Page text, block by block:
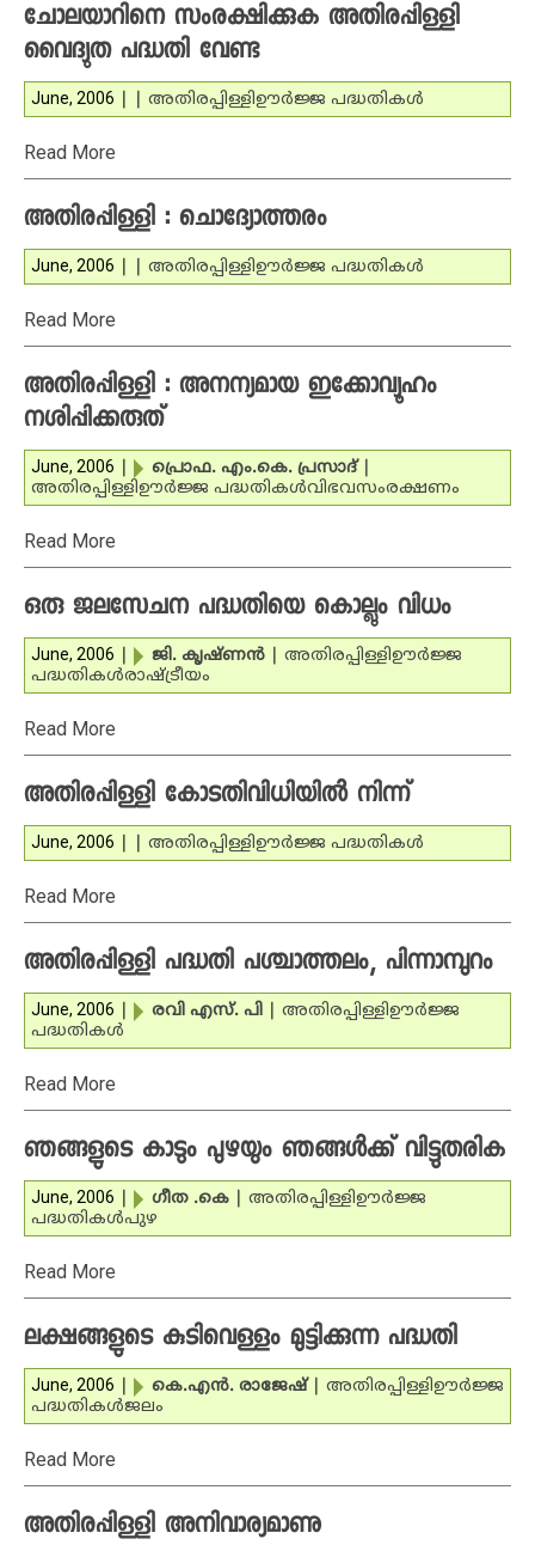
ചോലയാറിനെ സംരക്ഷിക്കുക അതിരപ്പിള്ളി
വൈദ്യുത പദ്ധതി വേണ്ട
June, 2006 അതിരപ്പിള്ളിഊര്‍ജ്ജ പദ്ധതികള്‍
Read More
അതിരപ്പിള്ളി : ചൊദ്യോത്തരം
June, 2006 അതിരപ്പിള്ളിഊര്‍ജ്ജ പദ്ധതികള്‍
Read More
അതിരപ്പിള്ളി : അനന്യമായ ഇക്കോവ്യൂഹം
നശിപ്പിക്കരുത്
June, 2006 പ്രൊഫ. എം.കെ. പ്രസാദ്
അതിരപ്പിള്ളിഊര്‍ജ്ജ പദ്ധതികള്‍വിഭവസംരക്ഷണം
Read More
ഒരു ജലസേചന പദ്ധതിയെ കൊല്ലും വിധം
June, 2006 ജി. കൃഷ്ണന്‍ അതിരപ്പിള്ളിഊര്‍ജ്ജ
പദ്ധതികള്‍രാഷ്ട്രീയം
Read More
അതിരപ്പിള്ളി കോടതിവിധിയില്‍ നിന്ന്
June, 2006 അതിരപ്പിള്ളിഊര്‍ജ്ജ പദ്ധതികള്‍
Read More
അതിരപ്പിള്ളി പദ്ധതി പശ്ചാത്തലം, പിന്നാമ്പുറം
June, 2006 രവി എസ്. പി അതിരപ്പിള്ളിഊര്‍ജ്ജ
പദ്ധതികള്‍
Read More
ഞങ്ങളുടെ കാടും പുഴയും ഞങ്ങള്‍ക്ക് വിട്ടുതരിക
June, 2006 ഗീത .കെ അതിരപ്പിള്ളിഊര്‍ജ്ജ
പദ്ധതികള്‍പുഴ
Read More
ലക്ഷങ്ങളുടെ കുടിവെള്ളം മുട്ടിക്കുന്ന പദ്ധതി
June, 2006 കെ.എന്‍. രാജേഷ് അതിരപ്പിള്ളിഊര്‍ജ്ജ
പദ്ധതികള്‍ജലം
Read More
അതിരപ്പിള്ളി അനിവാര്യമാണു